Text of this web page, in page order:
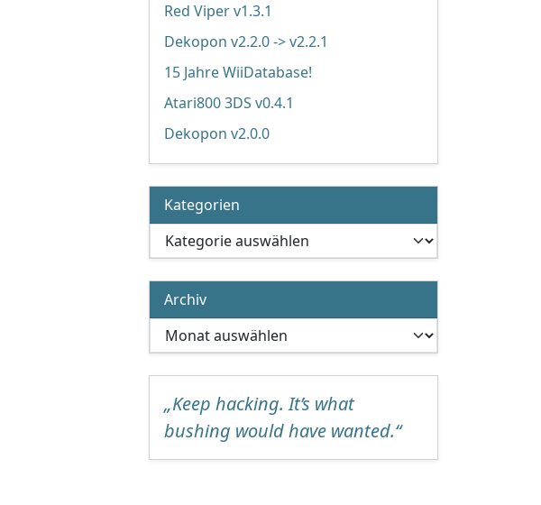
Red Viper v1.3.1
Dekopon v2.2.0 -> v2.2.1
15 Jahre WiiDatabase!
Atari800 3DS v0.4.1
Dekopon v2.0.0
Kategorien
Kategorien
Archiv
Archiv
„Keep hacking. It’s what
bushing would have wanted.“